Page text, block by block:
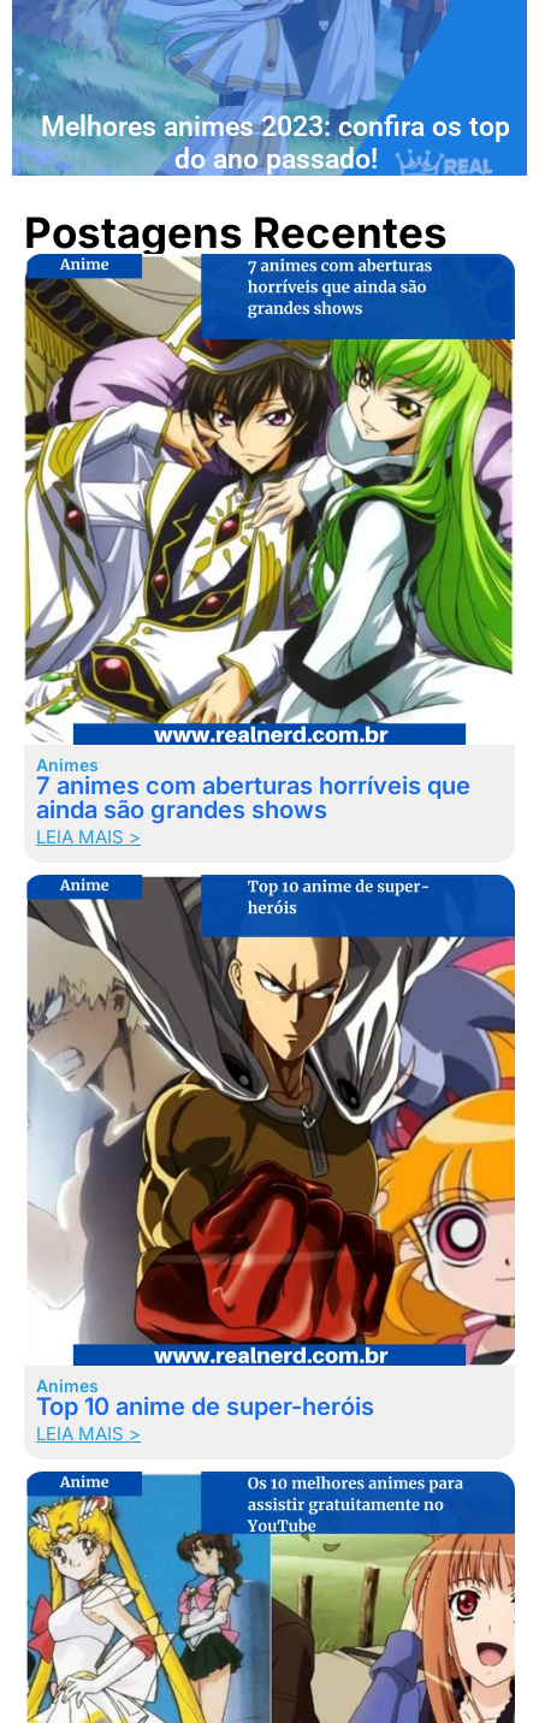
Melhores animes 2023: confira os top
do ano passado!
Postagens Recentes
Animes
7 animes com aberturas horríveis que
ainda são grandes shows
LEIA MAIS >
Animes
Top 10 anime de super-heróis
LEIA MAIS >